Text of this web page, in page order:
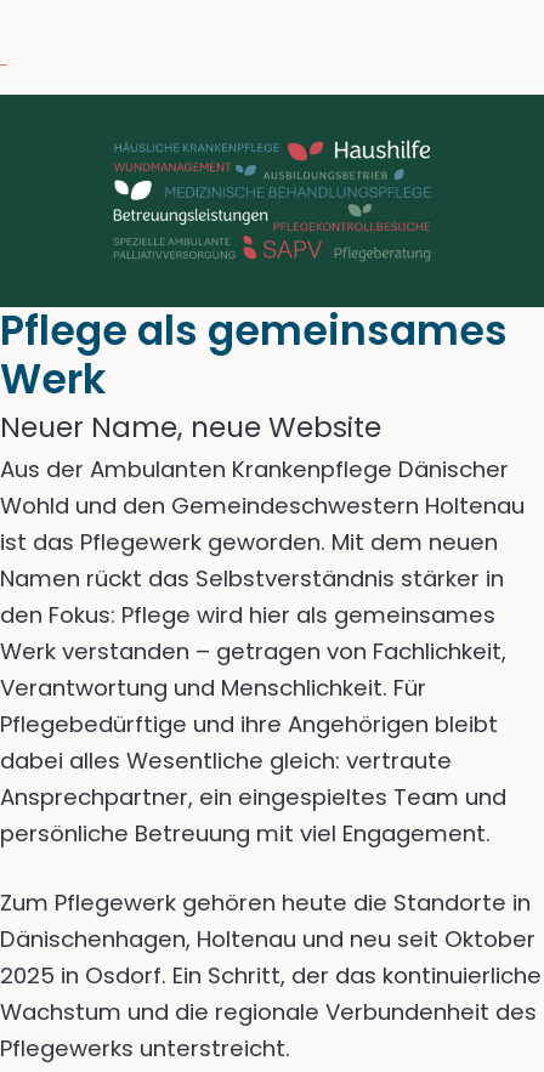
Pflege als gemeinsames
Werk
Neuer Name, neue Website
Aus der Ambulanten Krankenpflege Dänischer
Wohld und den Gemeindeschwestern Holtenau
ist das Pflegewerk geworden. Mit dem neuen
Namen rückt das Selbstverständnis stärker in
den Fokus: Pflege wird hier als gemeinsames
Werk verstanden – getragen von Fachlichkeit,
Verantwortung und Menschlichkeit. Für
Pflegebedürftige und ihre Angehörigen bleibt
dabei alles Wesentliche gleich: vertraute
Ansprechpartner, ein eingespieltes Team und
persönliche Betreuung mit viel Engagement.
Zum Pflegewerk gehören heute die Standorte in
Dänischenhagen, Holtenau und neu seit Oktober
2025 in Osdorf. Ein Schritt, der das kontinuierliche
Wachstum und die regionale Verbundenheit des
Pflegewerks unterstreicht.